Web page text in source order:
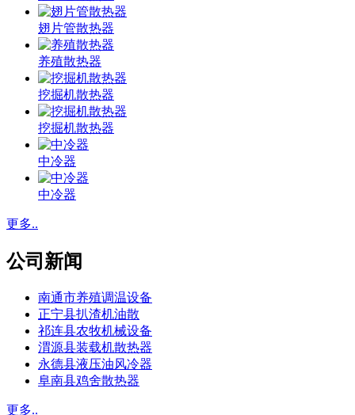
翅片管散热器
养殖散热器
挖掘机散热器
挖掘机散热器
中冷器
中冷器
更多..
公司新闻
南通市养殖调温设备
正宁县扒渣机油散
祁连县农牧机械设备
渭源县装载机散热器
永德县液压油风冷器
阜南县鸡舍散热器
更多..